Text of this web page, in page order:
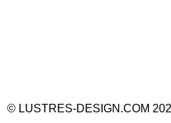
© LUSTRES-DESIGN.COM